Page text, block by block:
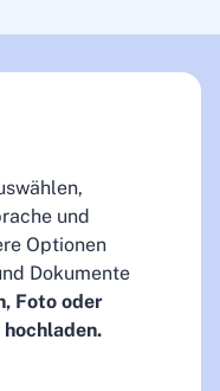
und
Optionen
Dokumente
Foto oder